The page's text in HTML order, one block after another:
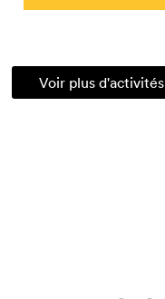
Voir plus d'activités